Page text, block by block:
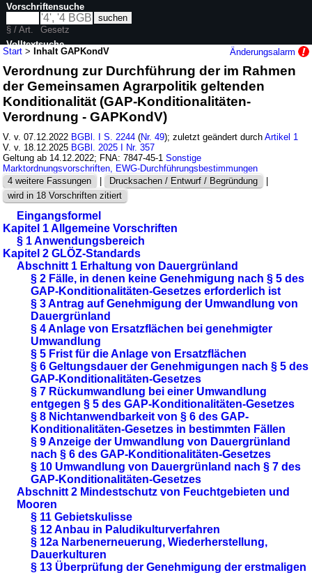
Start >Inhalt GAPKondV Änderungsalarm
Verordnung zur Durchführung der im Rahmen
der Gemeinsamen Agrarpolitik geltenden
Konditionalität (GAP-Konditionalitäten-
Verordnung - GAPKondV)
V. v. 07.12.2022 BGBl. I S. 2244 (Nr. 49); zuletzt geändert durchArtikel 1
V. v. 18.12.2025 BGBl. 2025 I Nr. 357
Geltung ab 14.12.2022; FNA: 7847-45-1Sonstige
Marktordnungsvorschriften, EWG-Durchführungsbestimmungen
4 weitere Fassungen
| Drucksachen / Entwurf / Begründung
|
wird in 18 Vorschriften zitiert
Eingangsformel
Kapitel 1 Allgemeine Vorschriften
§ 1 Anwendungsbereich
Kapitel 2 GLÖZ-Standards
Abschnitt 1 Erhaltung von Dauergrünland
§ 2 Fälle, in denen keine Genehmigung nach § 5 des
GAP-Konditionalitäten-Gesetzes erforderlich ist
§ 3 Antrag auf Genehmigung der Umwandlung von
Dauergrünland
§ 4 Anlage von Ersatzflächen bei genehmigter
Umwandlung
§ 5 Frist für die Anlage von Ersatzflächen
§ 6 Geltungsdauer der Genehmigungen nach § 5 des
GAP-Konditionalitäten-Gesetzes
§ 7 Rückumwandlung bei einer Umwandlung
entgegen § 5 des GAP-Konditionalitäten-Gesetzes
§ 8 Nichtanwendbarkeit von § 6 des GAP-
Konditionalitäten-Gesetzes in bestimmten Fällen
§ 9 Anzeige der Umwandlung von Dauergrünland
nach § 6 des GAP-Konditionalitäten-Gesetzes
§ 10 Umwandlung von Dauergrünland nach § 7 des
GAP-Konditionalitäten-Gesetzes
Abschnitt 2 Mindestschutz von Feuchtgebieten und
Mooren
§ 11 Gebietskulisse
§ 12 Anbau in Paludikulturverfahren
§ 12a Narbenerneuerung, Wiederherstellung,
Dauerkulturen
§ 13 Überprüfung der Genehmigung der erstmaligen
Vorschriftensuche
§ / Art.
Gesetz
Volltextsuche
nur in GAPKondV